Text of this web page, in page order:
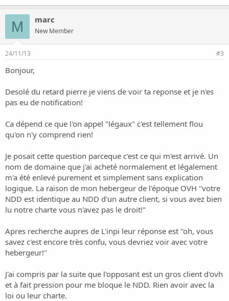
M marc
New Member
24/11/13 #3
Bonjour,
Desolé du retard pierre je viens de voir ta reponse et je n'es
pas eu de notification!
Ca dépend ce que l'on appel "légaux" c'est tellement flou
qu'on n'y comprend rien!
Je posait cette question parceque c'est ce qui m'est arrivé. Un
nom de domaine que j'ai acheté normalement et légalement
m'a été enlevé purement et simplement sans explication
logique. La raison de mon hebergeur de l'époque OVH "votre
NDD est identique au NDD d'un autre client, si vous avez bien
lu notre charte vous n'avez pas le droit!"
Apres recherche aupres de L'inpi leur réponse est "oh, vous
savez c'est encore très confu, vous devriez voir avec votre
hebergeur!"
J'ai compris par la suite que l'opposant est un gros client d'ovh
et à fait pression pour me bloque le NDD. Rien avoir avec la
loi ou leur charte.